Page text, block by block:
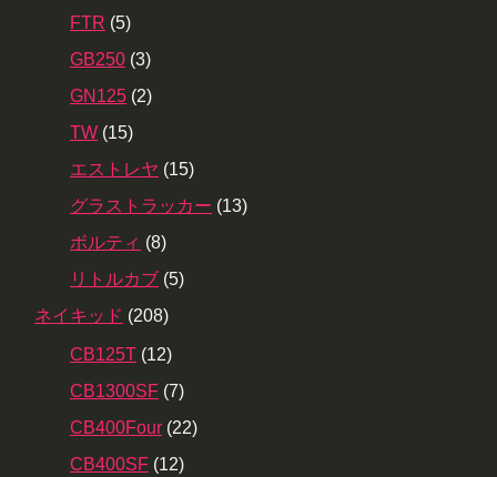
FTR (5)
GB250 (3)
GN125 (2)
TW (15)
エストレヤ (15)
グラストラッカー (13)
ボルティ (8)
リトルカブ (5)
ネイキッド (208)
CB125T (12)
CB1300SF (7)
CB400Four (22)
CB400SF (12)